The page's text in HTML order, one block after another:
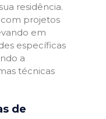
residência.
com projetos
em
específicas
a
técnicas
de